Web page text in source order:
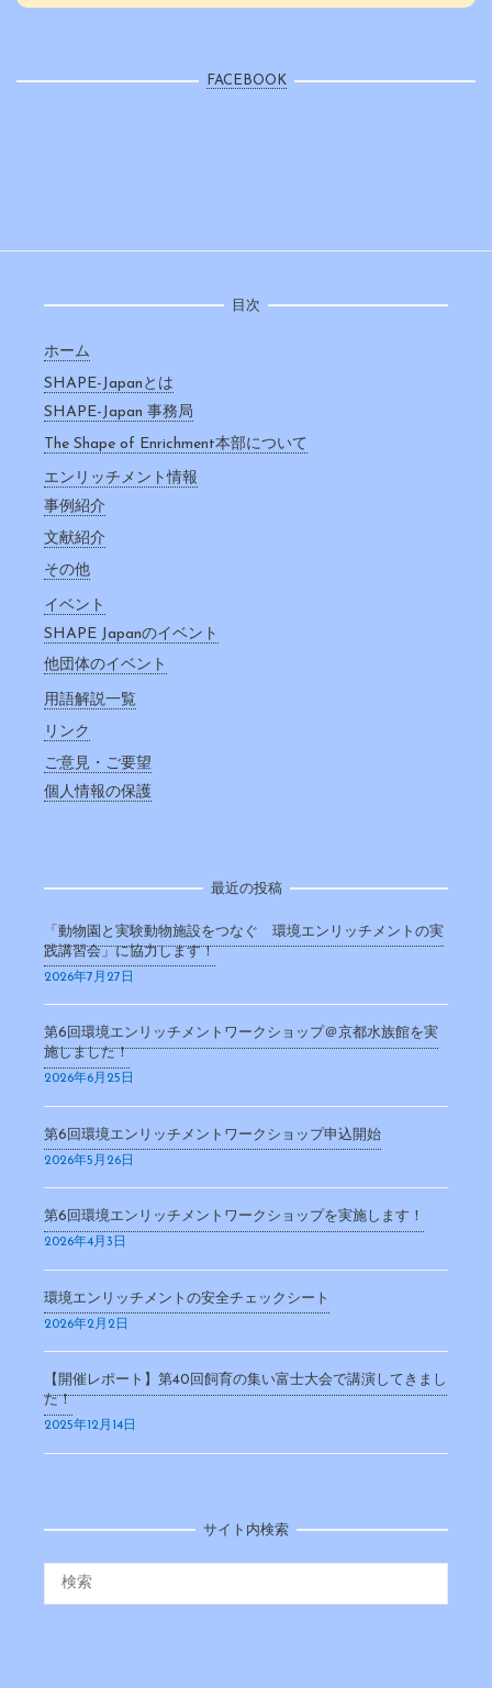
FACEBOOK
目次
ホーム
SHAPE-Japanとは
SHAPE-Japan 事務局
The Shape of Enrichment本部について
エンリッチメント情報
事例紹介
文献紹介
その他
イベント
SHAPE Japanのイベント
他団体のイベント
用語解説一覧
リンク
ご意見・ご要望
個人情報の保護
最近の投稿
「動物園と実験動物施設をつなぐ 環境エンリッチメントの実
践講習会」に協力します！
2026年7月27日
第6回環境エンリッチメントワークショップ＠京都水族館を実
施しました！
2026年6月25日
第6回環境エンリッチメントワークショップ申込開始
2026年5月26日
第6回環境エンリッチメントワークショップを実施します！
2026年4月3日
環境エンリッチメントの安全チェックシート
2026年2月2日
【開催レポート】第40回飼育の集い富士大会で講演してきまし
た！
2025年12月14日
サイト内検索